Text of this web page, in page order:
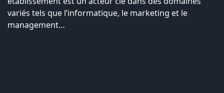
variés tels que l’informatique, le marketing et le
management…